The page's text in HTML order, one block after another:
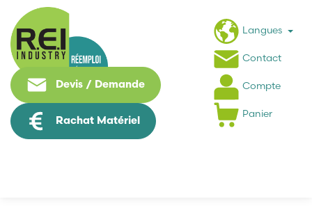
Devis / Demande
Rachat Matériel
Langues
Contact
Compte
Panier